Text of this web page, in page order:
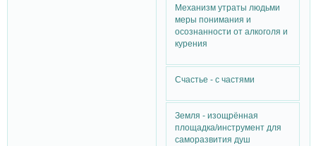
Механизм утраты людьми
меры понимания и
осознанности от алкоголя и
курения
Счастье - с частями
Земля - изощрённая
площадка/инструмент для
саморазвития душ